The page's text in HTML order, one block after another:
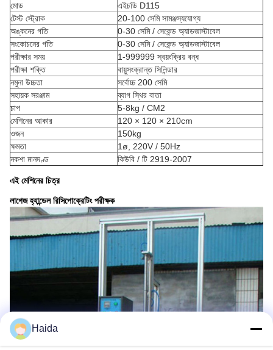
মোড
এইচডি D115
টেস্ট স্ট্রোক
20-100 সেমি সামঞ্জস্যযোগ্য
অঙ্কনের গতি
0-30 সেমি / সেকেন্ড অ্যাডজাস্টাবেল
সংকোচনের গতি
0-30 সেমি / সেকেন্ড অ্যাডজাস্টাবেল
পরীক্ষার সময়
1-999999 স্বয়ংক্রিয় বন্ধ
পরীক্ষা শক্তি
বায়ুসংক্রান্ত সিলিন্ডার
নমুনা উচ্চতা
সর্বোচ্চ 200 সেমি
সহায়ক সরঞ্জাম
ব্যাগ স্থির বাতা
চাপ
5-8kg / CM2
মেশিনের আকার
120 × 120 × 210cm
ওজন
150kg
ক্ষমতা
1ø, 220V / 50Hz
নকশা মানদণ্ড
কিউবি / টি 2919-2007
এই মেশিনের চিত্র
লাগেজ হ্যান্ডেল রিসিপোক্রেটিং পরীক্ষক
Haida